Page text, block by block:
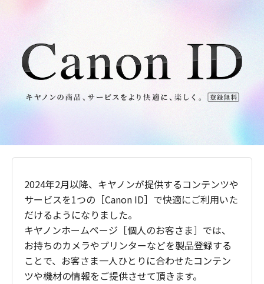
2024年2月以降、キヤノンが提供するコンテンツや
サービスを1つの［Canon ID］で快適にご利用いた
だけるようになりました。
キヤノンホームページ［個人のお客さま］では、
お持ちのカメラやプリンターなどを製品登録する
ことで、お客さま一人ひとりに合わせたコンテン
ツや機材の情報をご提供させて頂きます。